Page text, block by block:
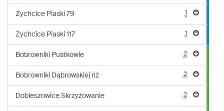
Żychcice Piaski 79 1
Żychcice Piaski 117 1
Bobrowniki Pustkowie 2
Bobrowniki Dąbrowskiej nż 2
Dobieszowice Skrzyżowanie 2